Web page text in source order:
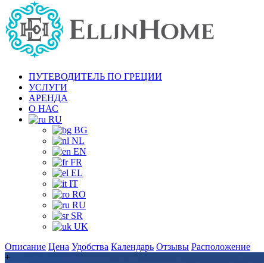
ПУТЕВОДИТЕЛЬ ПО ГРЕЦИИ
УСЛУГИ
АРЕНДА
О НАС
RU
BG
NL
EN
FR
EL
IT
RO
RU
SR
UK
Описание Цена Удобства Календарь Отзывы Расположение
+